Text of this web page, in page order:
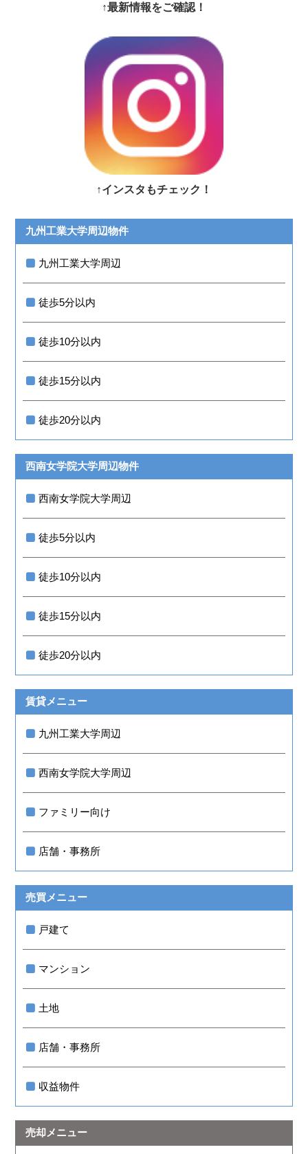
↑最新情報をご確認！
↑インスタもチェック！
九州工業大学周辺物件
九州工業大学周辺
徒歩5分以内
徒歩10分以内
徒歩15分以内
徒歩20分以内
西南女学院大学周辺物件
西南女学院大学周辺
徒歩5分以内
徒歩10分以内
徒歩15分以内
徒歩20分以内
賃貸メニュー
九州工業大学周辺
西南女学院大学周辺
ファミリー向け
店舗・事務所
売買メニュー
戸建て
マンション
土地
店舗・事務所
収益物件
売却メニュー